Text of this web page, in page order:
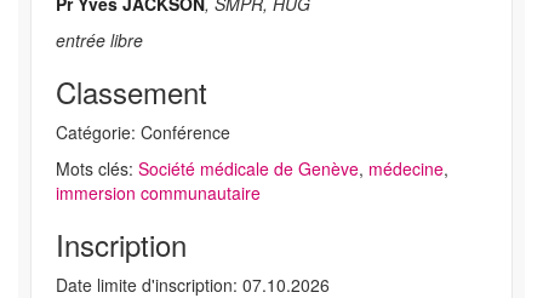
entrée libre
Classement
Catégorie: Conférence
Mots clés: Société médicale de Genève, médecine,
immersion communautaire
Inscription
Date limite d'inscription: 07.10.2026